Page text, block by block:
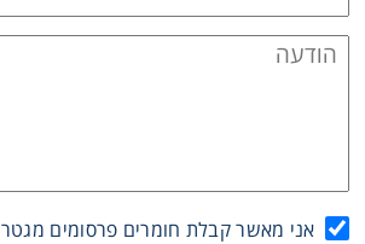
אני מאשר קבלת חומרים פרסומים מגטר